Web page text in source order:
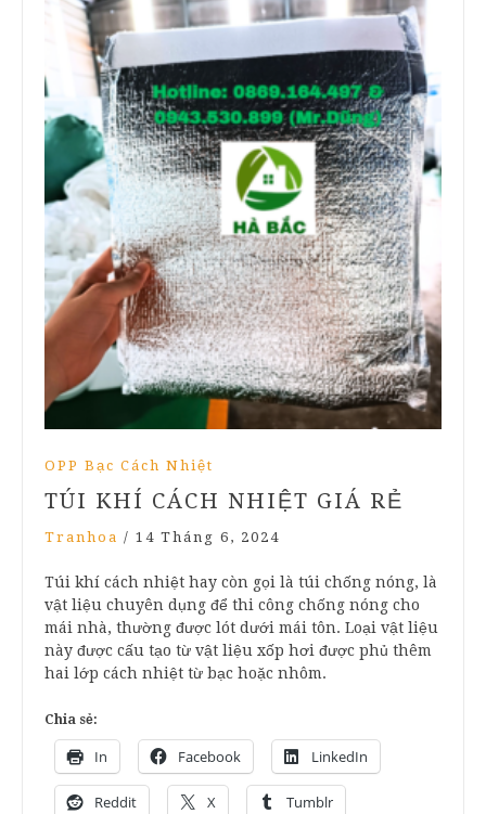
OPP Bạc Cách Nhiệt
TÚI KHÍ CÁCH NHIỆT GIÁ RẺ
Tranhoa / 14 Tháng 6, 2024
Túi khí cách nhiệt hay còn gọi là túi chống nóng, là
vật liệu chuyên dụng để thi công chống nóng cho
mái nhà, thường được lót dưới mái tôn. Loại vật liệu
này được cấu tạo từ vật liệu xốp hơi được phủ thêm
hai lớp cách nhiệt từ bạc hoặc nhôm.
Chia sẻ:
In Facebook LinkedIn
Reddit X Tumblr